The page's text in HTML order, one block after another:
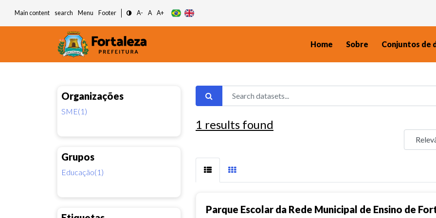
Main content search Menu Footer A- A A+
Home Sobre Conjuntos de
Organizações
SME(1)
Grupos
Educação(1)
1 results found
Parque Escolar da Rede Municipal de Ensino de